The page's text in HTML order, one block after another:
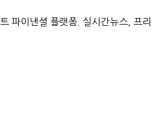
파이낸셜 플랫폼. 실시간뉴스, 프리